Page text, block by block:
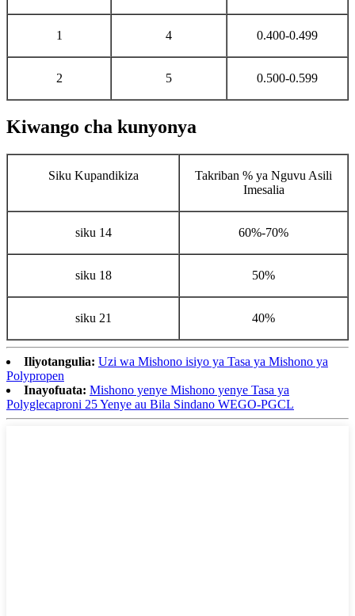
1 4 0.400-0.499
2 5 0.500-0.599
Kiwango cha kunyonya
Siku Kupandikiza
Takriban % ya Nguvu Asili
Imesalia
siku 14 60%-70%
siku 18 50%
siku 21 40%
Iliyotangulia: Uzi wa Mishono isiyo ya Tasa ya Mishono ya
Polypropen
Inayofuata: Mishono yenye Mishono yenye Tasa ya
Polyglecaproni 25 Yenye au Bila Sindano WEGO-PGCL